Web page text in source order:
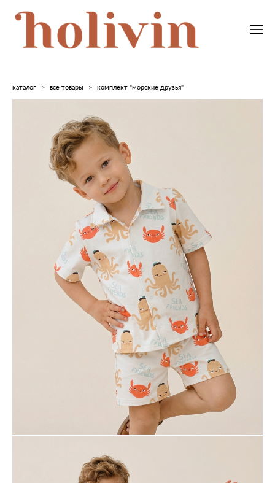
каталог > все товары > комплект "морские друзья"